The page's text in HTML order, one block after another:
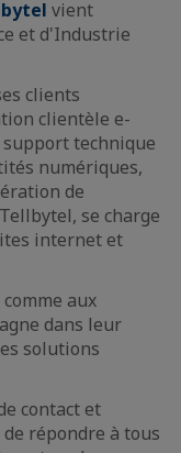
vient
et d'Industrie
clients
clientèle e-
technique
numériques,
de
se charge
internet et
aux
dans leur
solutions
contact et
répondre à tous